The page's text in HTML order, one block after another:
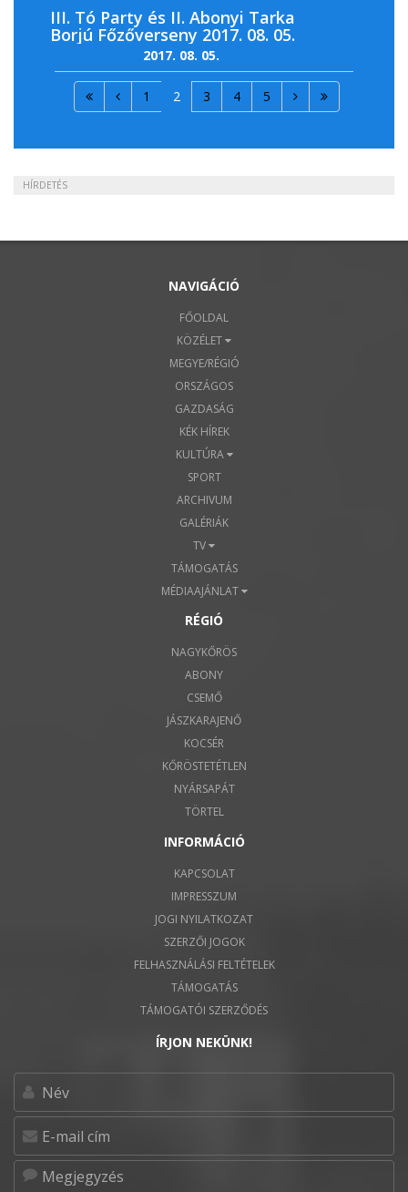
III. Tó Party és II. Abonyi Tarka
Borjú Főzőverseny 2017. 08. 05.
2017. 08. 05.
1 2 3 4 5
HÍRDETÉS
NAVIGÁCIÓ
FŐOLDAL
KÖZÉLET
MEGYE/RÉGIÓ
ORSZÁGOS
GAZDASÁG
KÉK HÍREK
KULTÚRA
SPORT
ARCHIVUM
GALÉRIÁK
TV
TÁMOGATÁS
MÉDIAAJÁNLAT
RÉGIÓ
NAGYKŐRÖS
ABONY
CSEMŐ
JÁSZKARAJENŐ
KOCSÉR
KŐRÖSTETÉTLEN
NYÁRSAPÁT
TÖRTEL
INFORMÁCIÓ
KAPCSOLAT
IMPRESSZUM
JOGI NYILATKOZAT
SZERZŐI JOGOK
FELHASZNÁLÁSI FELTÉTELEK
TÁMOGATÁS
TÁMOGATÓI SZERZŐDÉS
ÍRJON NEKÜNK!